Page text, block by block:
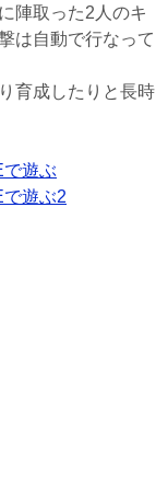
陣取った2人のキ
は自動で行なって
育成したりと長時
遊ぶ
遊ぶ2